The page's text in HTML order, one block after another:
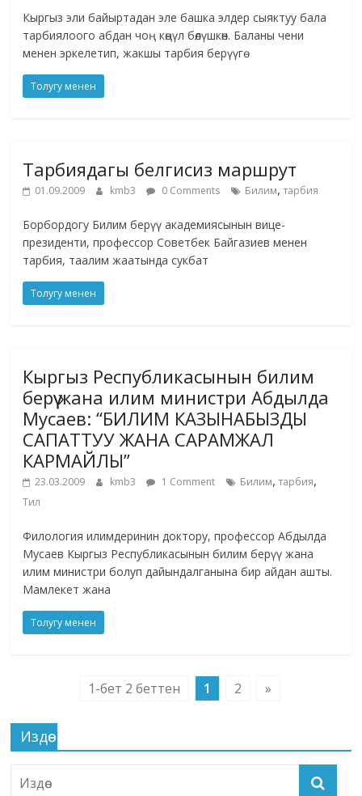
Кыргыз эли байыртадан эле башка элдер сыяктуу бала
тарбиялоого абдан чоң көңүл бөлүшкөн. Баланы чени
менен эркелетип, жакшы тарбия берүүгө
Толугу менен
Тарбиядагы белгисиз маршрут
01.09.2009 kmb3 0 Comments Билим,тарбия
Борбордогу Билим берүү академиясынын вице-
президенти, профессор Советбек Байгазиев менен
тарбия, таалим жаатында сукбат
Толугу менен
Кыргыз Республикасынын билим
берүү жана илим министри Абдылда
Мусаев: “БИЛИМ КАЗЫНАБЫЗДЫ
САПАТТУУ ЖАНА САРАМЖАЛ
КАРМАЙЛЫ”
23.03.2009 kmb3 1 Comment Билим,тарбия,
Тил
Филология илимдеринин доктору, профессор Абдылда
Мусаев Кыргыз Республикасынын билим берүү жана
илим министри болуп дайындалганына бир айдан ашты.
Мамлекет жана
Толугу менен
1-бет 2 беттен 1 2 »
Издөө